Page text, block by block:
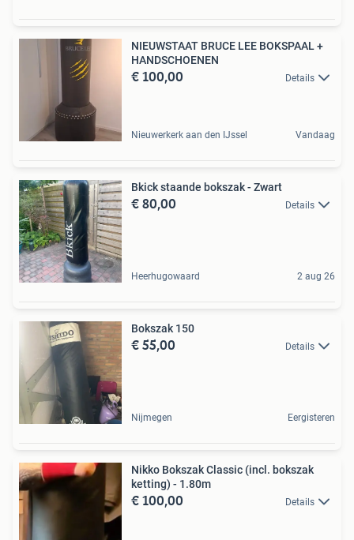
NIEUWSTAAT BRUCE LEE BOKSPAAL +
HANDSCHOENEN
€ 100,00 Details
Nieuwerkerk aan den IJssel Vandaag
Bkick staande bokszak - Zwart
€ 80,00 Details
Heerhugowaard 2 aug 26
Bokszak 150
€ 55,00 Details
Nijmegen Eergisteren
Nikko Bokszak Classic (incl. bokszak
ketting) - 1.80m
€ 100,00 Details